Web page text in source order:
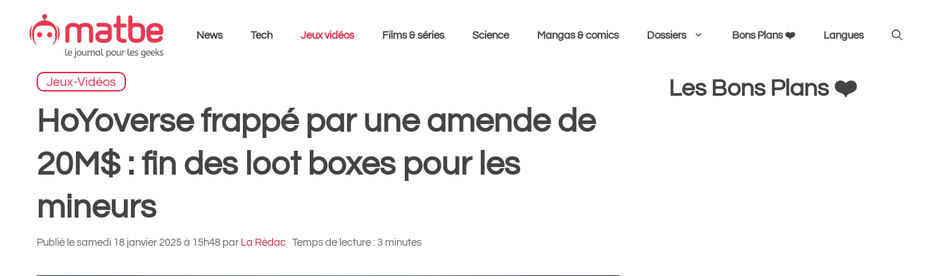
contenu
News Tech Jeux vidéos Films & séries Science Mangas & comics Dossiers Bons Plans ❤️ Langues
Jeux-Vidéos
HoYoverse frappé par une amende de
20M$ : fin des loot boxes pour les
mineurs
Publié lesamedi 18 janvier 2025 à 15h48 par La Rédac · Temps de lecture : 3 minutes
Les Bons Plans ❤️